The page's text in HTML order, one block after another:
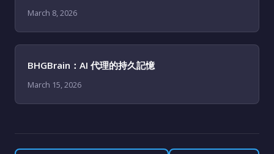
March 8, 2026
BHGBrain：AI 代理的持久記憶
March 15, 2026